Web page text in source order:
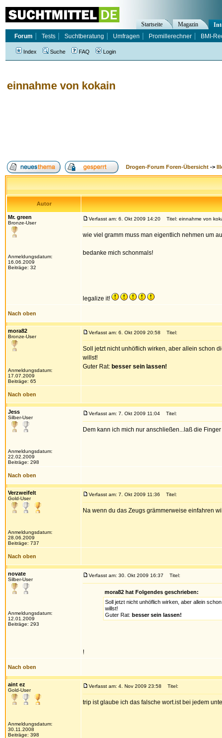
einnahme von kokain
Drogen-Forum Foren-Übersicht ->
Autor
Mr. green
Bronze-User
Anmeldungsdatum:
16.06.2009
Beiträge: 32
Verfasst am: 6. Okt 2009 14:20 Titel: einnahme von
wie viel gramm muss man eigentlich nehmen um
bedanke mich schonmals!
legalize it!
Nach oben
mora82
Bronze-User
Anmeldungsdatum:
17.07.2009
Beiträge: 65
Verfasst am: 6. Okt 2009 20:58 Titel:
Soll jetzt nicht unhöflich wirken, aber allein schon
willst!
Guter Rat: besser sein lassen!
Nach oben
Jess
Silber-User
Anmeldungsdatum:
22.02.2009
Beiträge: 298
Verfasst am: 7. Okt 2009 11:04 Titel:
Dem kann ich mich nur anschließen...laß die
Nach oben
Verzweifelt
Gold-User
Anmeldungsdatum:
28.06.2009
Beiträge: 737
Verfasst am: 7. Okt 2009 11:36 Titel:
Na wenn du das Zeugs grämmerweise einfahren
Nach oben
novate
Silber-User
Anmeldungsdatum:
12.01.2009
Beiträge: 293
Verfasst am: 30. Okt 2009 16:37 Titel:
mora82 hat Folgendes geschrieben:
Soll jetzt nicht unhöflich wirken, aber allein
willst!
Guter Rat: besser sein lassen!
!
Nach oben
aint ez
Gold-User
Anmeldungsdatum:
30.11.2008
Beiträge: 398
Verfasst am: 4. Nov 2009 23:58 Titel:
trip ist glaube ich das falsche wort.ist bei jedem
Startseite Magazin
Forum
Tests Suchtberatung Umfragen Promillerechner BMI-
Index Suche FAQ Login